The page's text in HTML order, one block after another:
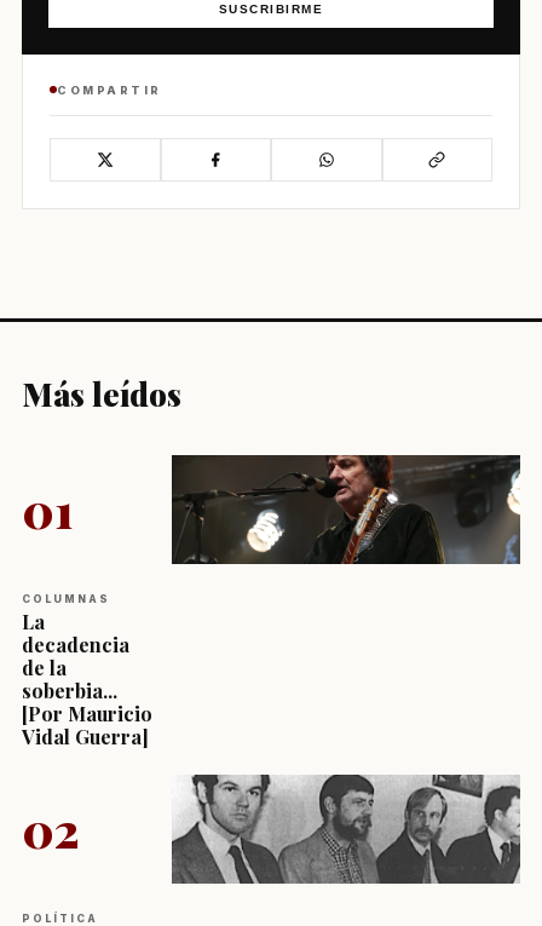
SUSCRIBIRME
COMPARTIR
Más leídos
01
COLUMNAS
La
decadencia
de la
soberbia...
[Por Mauricio
Vidal Guerra]
02
POLÍTICA